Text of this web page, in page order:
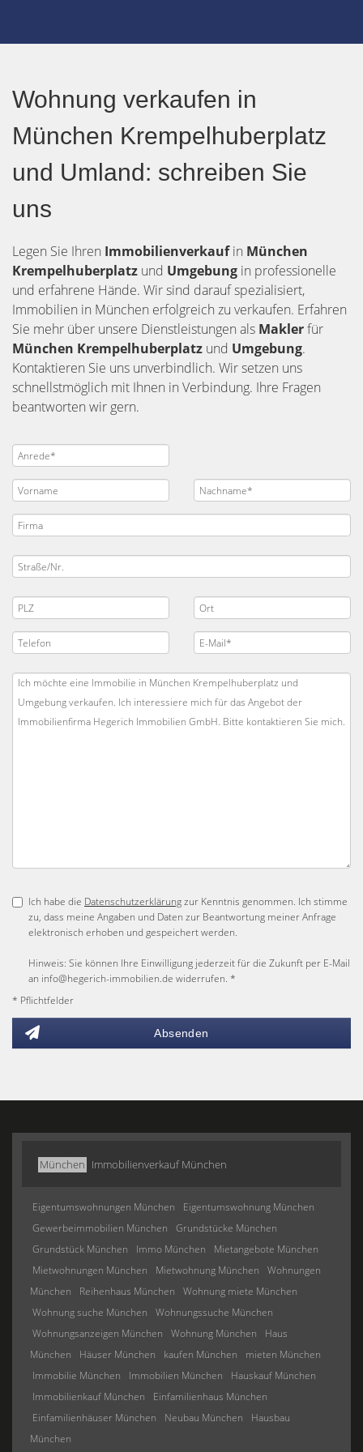
Wohnung verkaufen in
München Krempelhuberplatz
und Umland: schreiben Sie
uns
Legen Sie Ihren Immobilienverkaufin München
Krempelhuberplatz und Umgebung in professionelle
und erfahrene Hände. Wir sind darauf spezialisiert,
Immobilien in München erfolgreich zu verkaufen. Erfahren
Sie mehr über unsere Dienstleistungen als Maklerfür
München Krempelhuberplatz und Umgebung.
Kontaktieren Sie uns unverbindlich. Wir setzen uns
schnellstmöglich mit Ihnen in Verbindung. Ihre Fragen
beantworten wir gern.
Ich habe die Datenschutzerklärungzur Kenntnis genommen. Ich stimme
zu, dass meine Angaben und Daten zur Beantwortung meiner Anfrage
elektronisch erhoben und gespeichert werden.
Hinweis: Sie können Ihre Einwilligung jederzeit für die Zukunft per E-Mail
an info@hegerich-immobilien.de widerrufen. *
* Pflichtfelder
Absenden
München Immobilienverkauf München
Eigentumswohnungen München
Eigentumswohnung München
Gewerbeimmobilien München
Grundstücke München
Grundstück München
Immo München
Mietangebote München
Mietwohnungen München
Mietwohnung München
Wohnungen
München
Reihenhaus München
Wohnung miete München
Wohnung suche München
Wohnungssuche München
Wohnungsanzeigen München
Wohnung München
Haus
München
Häuser München kaufen München
mieten München
Immobilie München
Immobilien München
Hauskauf München
Immobilienkauf München
Einfamilienhaus München
Einfamilienhäuser München
Neubau München
Hausbau
München